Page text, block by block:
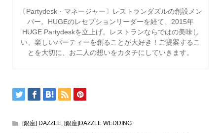
〔Partydesk・マネージャー〕レストランダズルの創設メン
バー。HUGEのレセプションリーダーを経て、2015年
HUGE Partydeskを立上げ。レストランならではの美味し
い、楽しいパーティーを創ることが大好き！ご提案するこ
とを大切に、お二人の想いをカタチにしていきます。
[銀座] DAZZLE, [銀座]DAZZLE WEDDING